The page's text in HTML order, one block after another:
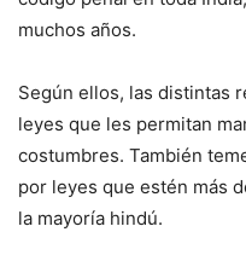
muchos años.
Según ellos, las distintas
leyes que les permitan
costumbres. También
por leyes que estén más
la mayoría hindú.